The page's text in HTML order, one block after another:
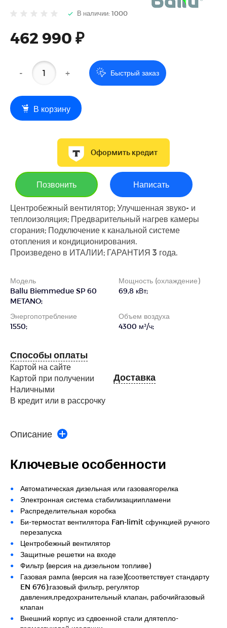
В наличии: 1000
462 990 ₽
- + Быстрый заказ
В корзину
Оформить кредит
Позвонить Написать
Центробежный вентилятор; Улучшенная звуко- и
теплоизоляция; Предварительный нагрев камеры
сгорания; Подключение к канальной системе
отопления и кондиционирования.
Произведено в ИТАЛИИ; ГАРАНТИЯ 3 года.
Модель
Ballu Biemmedue SP 60
METANO;
Мощность (охлаждение)
69,8 кВт;
Энергопотребление
1550;
Объем воздуха
4300 м³/ч;
Способы оплаты
Картой на сайте
Картой при получении
Наличными
В кредит или в рассрочку
Доставка
Описание
Ключевые особенности
Автоматическая дизельная или газоваягорелка
Электронная система стабилизациипламени
Распределительная коробка
Би-термостат вентилятора Fan-limit сфункцией ручного
перезапуска
Центробежный вентилятор
Защитные решетки на входе
Фильтр (версия на дизельном топливе)
Газовая рампа (версия на газе)(соответствует стандарту
EN 676):газовый фильтр, регулятор
давления,предохранительный клапан, рабочийгазовый
клапан
Внешний корпус из сдвоенной стали длятепло-